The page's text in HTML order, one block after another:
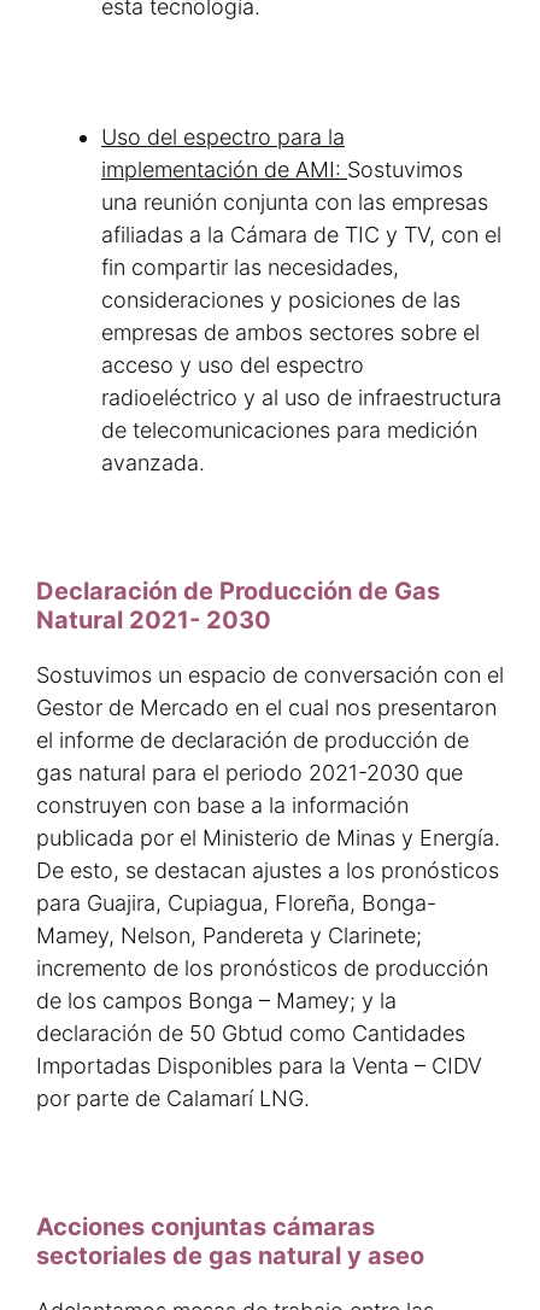
esta tecnología.
Uso del espectro para la
implementación de AMI: Sostuvimos
una reunión conjunta con las empresas
afiliadas a la Cámara de TIC y TV, con el
fin compartir las necesidades,
consideraciones y posiciones de las
empresas de ambos sectores sobre el
acceso y uso del espectro
radioeléctrico y al uso de infraestructura
de telecomunicaciones para medición
avanzada.
Declaración de Producción de Gas
Natural 2021- 2030
Sostuvimos un espacio de conversación con el
Gestor de Mercado en el cual nos presentaron
el informe de declaración de producción de
gas natural para el periodo 2021-2030 que
construyen con base a la información
publicada por el Ministerio de Minas y Energía.
De esto, se destacan ajustes a los pronósticos
para Guajira, Cupiagua, Floreña, Bonga-
Mamey, Nelson, Pandereta y Clarinete;
incremento de los pronósticos de producción
de los campos Bonga – Mamey; y la
declaración de 50 Gbtud como Cantidades
Importadas Disponibles para la Venta – CIDV
por parte de Calamarí LNG.
Acciones conjuntas cámaras
sectoriales de gas natural y aseo